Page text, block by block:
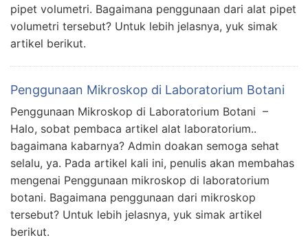
pipet volumetri. Bagaimana penggunaan dari alat pipet
volumetri tersebut? Untuk lebih jelasnya, yuk simak
artikel berikut.
Penggunaan Mikroskop di Laboratorium Botani
Penggunaan Mikroskop di Laboratorium Botani –
Halo, sobat pembaca artikel alat laboratorium..
bagaimana kabarnya? Admin doakan semoga sehat
selalu, ya. Pada artikel kali ini, penulis akan membahas
mengenai Penggunaan mikroskop di laboratorium
botani. Bagaimana penggunaan dari mikroskop
tersebut? Untuk lebih jelasnya, yuk simak artikel
berikut.